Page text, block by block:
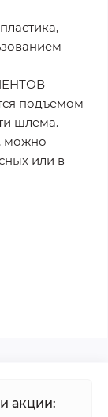
подъемом
шлема.
можно
или в
акции: